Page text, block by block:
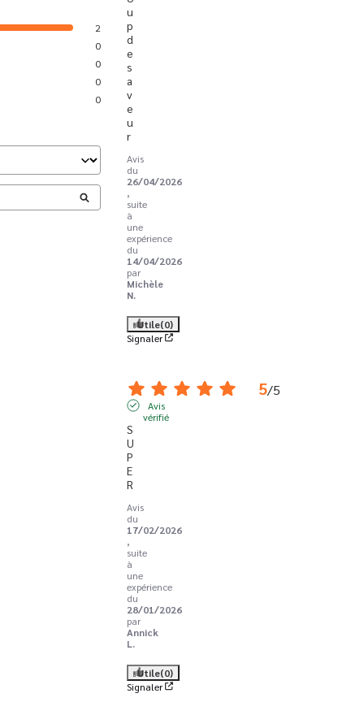
2
0
0
0
0
u
p
d
e
s
a
v
e
u
r
Avis
du
26/04/2026
,
suite
à
une
expérience
du
14/04/2026
par
Michèle
N.
Utile(0)
Signaler
5/5
Avis
vérifié
S
U
P
E
R
Avis
du
17/02/2026
,
suite
à
une
expérience
du
28/01/2026
par
Annick
L.
Utile(0)
Signaler